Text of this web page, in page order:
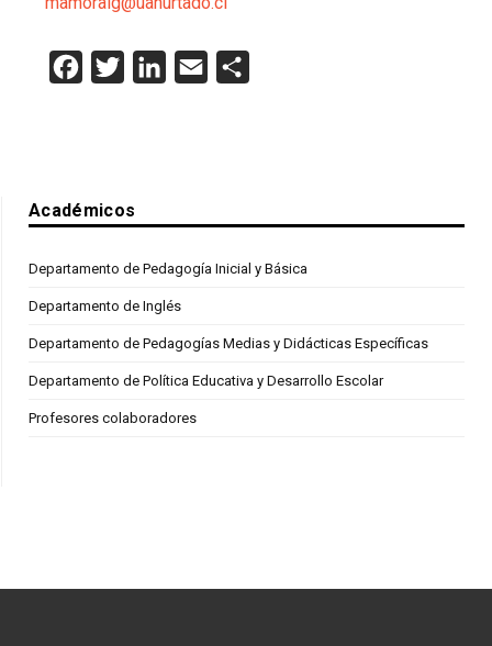
Facebook
Twitter LinkedInEmail
Académicos
Departamento de Pedagogía Inicial y Básica
Departamento de Inglés
Departamento de Pedagogías Medias y Didácticas Específicas
Departamento de Política Educativa y Desarrollo Escolar
Profesores colaboradores